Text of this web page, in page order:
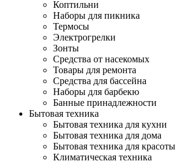
Коптильни
Наборы для пикника
Термосы
Электрогрелки
Зонты
Средства от насекомых
Товары для ремонта
Средства для бассейна
Наборы для барбекю
Банные принадлежности
Бытовая техника
Бытовая техника для кухни
Бытовая техника для дома
Бытовая техника для красоты
Климатическая техника